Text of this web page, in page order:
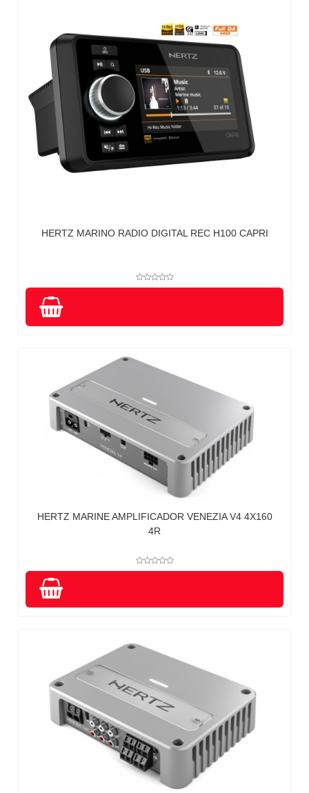
HERTZ MARINO RADIO DIGITAL REC H100 CAPRI
HERTZ MARINE AMPLIFICADOR VENEZIA V4 4X160
4R